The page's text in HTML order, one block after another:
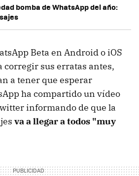
bomba de WhatsApp del año:
Beta en Android o iOS
corregir sus erratas antes,
a tener que esperar
ha compartido un vídeo
informando de que la
va a llegar a todos "muy